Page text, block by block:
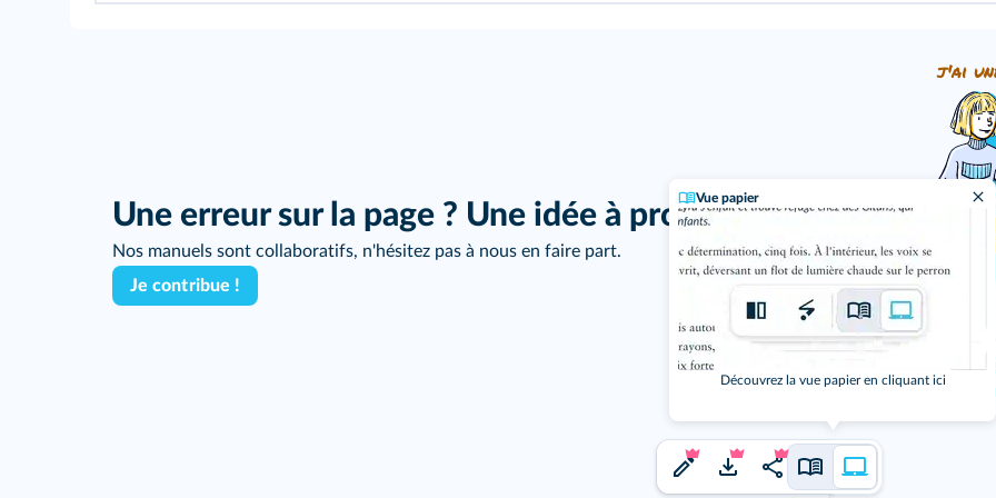
Vue papier
Découvrez la vue papier en cliquant ici
Une erreur sur la page ? Une idée à proposer ?
Nos manuels sont collaboratifs, n'hésitez pas à nous en faire part.
Je contribue !
j'ai